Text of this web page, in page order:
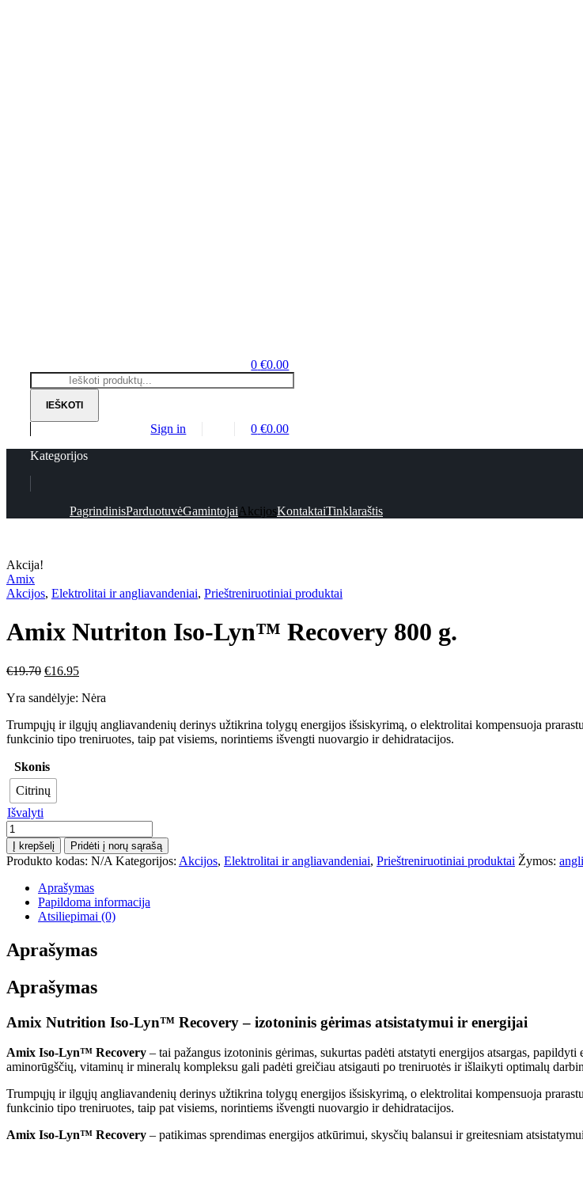
0 €0.00
Search
for:
IEŠKOTI
Sign in 0 €0.00
Kategorijos
PagrindinisParduotuvėGamintojaiAkcijosKontaktaiTinklaraštis
Akcija!
Amix
Akcijos, Elektrolitai ir angliavandeniai, Prieštreniruotiniai produktai
Amix Nutriton Iso-Lyn™ Recovery 800 g.
€19.70 €16.95
Yra sandėlyje: Nėra
Trumpųjų ir ilgųjų angliavandenių derinys užtikrina tolygų energijos išsiskyrimą, o elektrolitai kompensuoja
funkcinio tipo treniruotes, taip pat visiems, norintiems išvengti nuovargio ir dehidratacijos.
Skonis
Citrinų
Išvalyti
produkto
kiekis:
Amix
Nutriton
Lyn™
Recovery
g.
Į krepšelį Pridėti į norų sąrašą
Produkto kodas: N/A Kategorijos: Akcijos, Elektrolitai ir angliavandeniai, Prieštreniruotiniai produktai Žymos:
Aprašymas
Papildoma informacija
Atsiliepimai (0)
Aprašymas
Aprašymas
Amix Nutrition Iso-Lyn™ Recovery – izotoninis gėrimas atsistatymui ir energijai
Amix Iso-Lyn™ Recovery – tai pažangus izotoninis gėrimas, sukurtas padėti atstatyti energijos atsargas,
aminorūgščių, vitaminų ir mineralų kompleksu gali padėti greičiau atsigauti po treniruotės ir išlaikyti optimalų
Trumpųjų ir ilgųjų angliavandenių derinys užtikrina tolygų energijos išsiskyrimą, o elektrolitai kompensuoja
funkcinio tipo treniruotes, taip pat visiems, norintiems išvengti nuovargio ir dehidratacijos.
Amix Iso-Lyn™ Recovery – patikimas sprendimas energijos atkūrimui, skysčių balansui ir greitesniam